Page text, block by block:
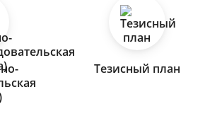
Тезисный план